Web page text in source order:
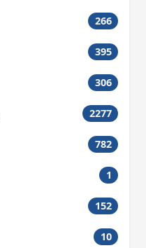
266
395
306
2277
782
1
152
10